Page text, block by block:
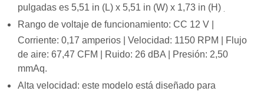
pulgadas es 5,51 in (L) x 5,51 in (W) x 1,73 in (H)
Rango de voltaje de funcionamiento: CC 12 V |
Corriente: 0,17 amperios | Velocidad: 1150 RPM | Flujo
de aire: 67,47 CFM | Ruido: 26 dBA | Presión: 2,50
mmAq.
Alta velocidad: este modelo está diseñado para